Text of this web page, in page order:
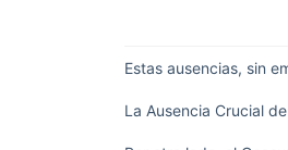
Estas ausencias, sin
La Ausencia Crucial